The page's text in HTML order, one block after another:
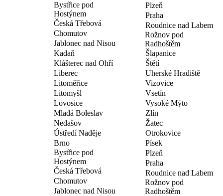
Bystřice pod
Hostýnem
Česká Třebová
Chomutov
Jablonec nad Nisou
Kadaň
Klášterec nad Ohří
Liberec
Litoměřice
Litomyšl
Lovosice
Mladá Boleslav
Nedašov
Plzeň
Praha
Roudnice nad Labem
Rožnov pod
Radhoštěm
Šlapanice
Štětí
Uherské Hradiště
Vizovice
Vsetín
Vysoké Mýto
Zlín
Žatec
Ústředí Naděje
Brno
Bystřice pod
Hostýnem
Česká Třebová
Chomutov
Jablonec nad Nisou
Otrokovice
Písek
Plzeň
Praha
Roudnice nad Labem
Rožnov pod
Radhoštěm